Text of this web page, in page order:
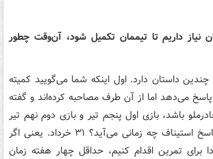
نیاز داریم تا تیممان تکمیل شود، آن‌وقت چطور
داستان دارد. اول اینکه شما می‌گویید کمیته
در ۳۱ خرداد پاسخ می‌دهد اما از آن طرف مصاحبه کرده‌اند و گفته‌
باشد، بازی اول پنجم تیر و بازی دوم نهم تیر
برگزار می‌شود. خب، پاسخ استیناف چه زمانی می‌آید؟ ۳۱ خرداد. یعنی اگر
برای تمرین اقدام کنیم، حداقل چهار هفته زمان